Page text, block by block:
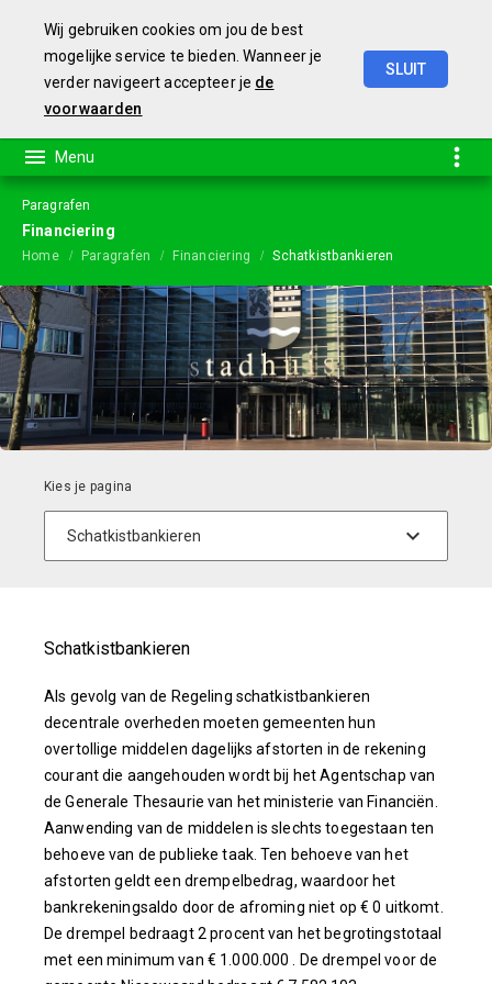
Wij gebruiken cookies om jou de best
mogelijke service te bieden. Wanneer je
verder navigeert accepteer je de
voorwaarden
SLUIT
Paragrafen
Financiering
Home Paragrafen Financiering Schatkistbankieren
Schatkistbankieren
Als gevolg van de Regeling schatkistbankieren
decentrale overheden moeten gemeenten hun
overtollige middelen dagelijks afstorten in de rekening
courant die aangehouden wordt bij het Agentschap van
de Generale Thesaurie van het ministerie van Financiën.
Aanwending van de middelen is slechts toegestaan ten
behoeve van de publieke taak. Ten behoeve van het
afstorten geldt een drempelbedrag, waardoor het
bankrekeningsaldo door de afroming niet op € 0 uitkomt.
De drempel bedraagt 2 procent van het begrotingstotaal
met een minimum van € 1.000.000 . De drempel voor de